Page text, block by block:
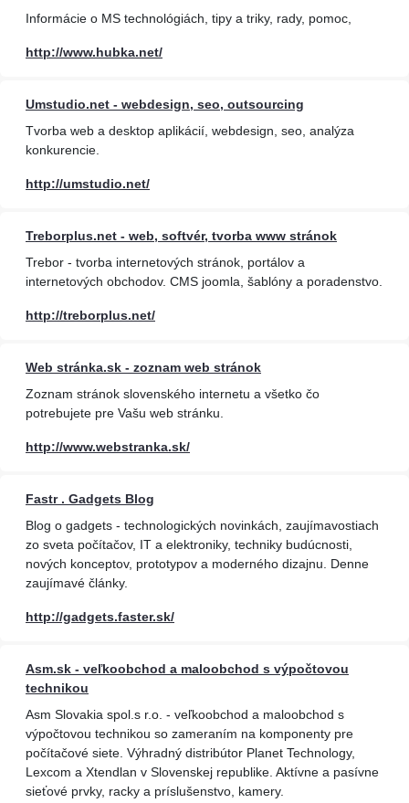
Informácie o MS technológiách, tipy a triky, rady, pomoc,
http://www.hubka.net/
Umstudio.net - webdesign, seo, outsourcing
Tvorba web a desktop aplikácií, webdesign, seo, analýza
konkurencie.
http://umstudio.net/
Treborplus.net - web, softvér, tvorba www stránok
Trebor - tvorba internetových stránok, portálov a
internetových obchodov. CMS joomla, šablóny a poradenstvo.
http://treborplus.net/
Web stránka.sk - zoznam web stránok
Zoznam stránok slovenského internetu a všetko čo
potrebujete pre Vašu web stránku.
http://www.webstranka.sk/
Fastr . Gadgets Blog
Blog o gadgets - technologických novinkách, zaujímavostiach
zo sveta počítačov, IT a elektroniky, techniky budúcnosti,
nových konceptov, prototypov a moderného dizajnu. Denne
zaujímavé články.
http://gadgets.faster.sk/
Asm.sk - veľkoobchod a maloobchod s výpočtovou
technikou
Asm Slovakia spol.s r.o. - veľkoobchod a maloobchod s
výpočtovou technikou so zameraním na komponenty pre
počítačové siete. Výhradný distribútor Planet Technology,
Lexcom a Xtendlan v Slovenskej republike. Aktívne a pasívne
sieťové prvky, racky a príslušenstvo, kamery.